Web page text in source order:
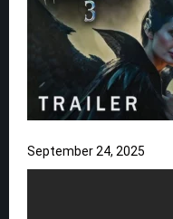
September 24, 2025